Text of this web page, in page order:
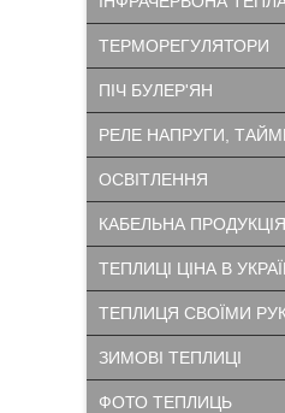
ТЕРМОРЕГУЛЯТОРИ
ПІЧ БУЛЕР'ЯН
РЕЛЕ НАПРУГИ,
ОСВІТЛЕННЯ
КАБЕЛЬНА ПРОДУКЦІЯ
ТЕПЛИЦІ ЦІНА В
ТЕПЛИЦЯ СВОЇМИ
ЗИМОВІ ТЕПЛИЦІ
ФОТО ТЕПЛИЦЬ